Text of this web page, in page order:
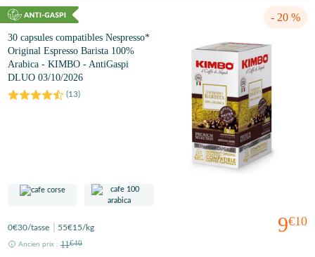
- 20 %
30 capsules compatibles Nespresso*
Original Espresso Barista 100%
Arabica - KIMBO - AntiGaspi
DLUO 03/10/2026
(13)
9€10
0€30/tasse 55€15/kg
Ancien prix : 11€40